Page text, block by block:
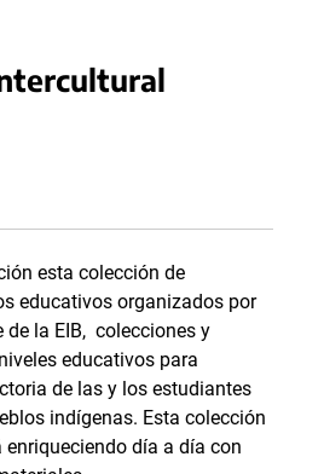
esta colección de
educativos organizados por
de la EIB, colecciones y
educativos para
de las y los estudiantes
indígenas. Esta colección
día a día con